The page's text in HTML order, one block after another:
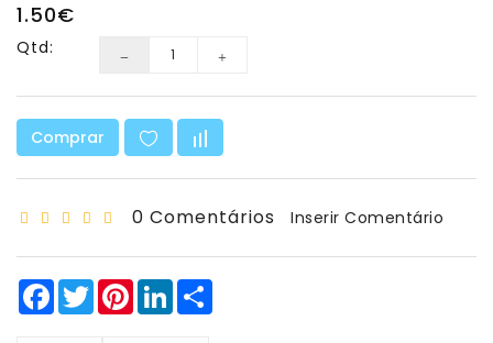
Matemática
E
Robótica
Equipamento
De
1.50€
Qtd:
Comprar
0 Comentários Inserir Comentário
Facebook
TwitterPinterestLinkedIn